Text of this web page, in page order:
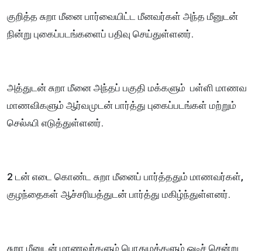
குறித்த சுறா மீனை பார்வையிட்ட மீனவர்கள் அந்த மீனுடன்
நின்று புகைப்படங்களைப் பதிவு செய்துள்ளனர்.
அத்துடன் சுறா மீனை அந்தப் பகுதி மக்களும் பள்ளி மாணவ
மாணவிகளும் ஆர்வமுடன் பார்த்து புகைப்படங்கள் மற்றும்
செல்ஃபி எடுத்துள்ளனர்.
2 டன் எடை கொண்ட சுறா மீனைப் பார்த்ததும் மாணவர்கள்,
குழந்தைகள் ஆச்சரியத்துடன் பார்த்து மகிழ்ந்துள்ளனர்.
சுறா மீனுடன் மாணவர்களும் பொதுமக்களும் ஓடிச் சென்று